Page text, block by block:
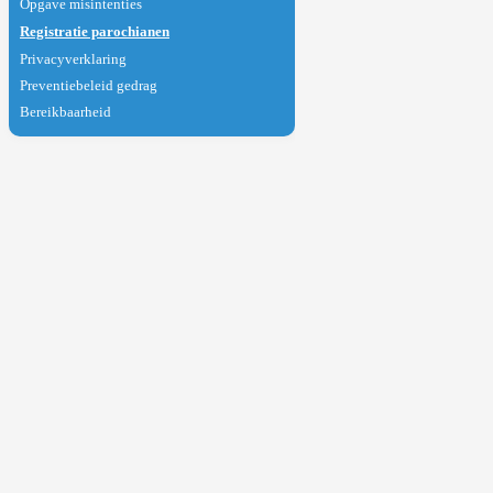
Opgave misintenties
Registratie parochianen
Privacyverklaring
Preventiebeleid gedrag
Bereikbaarheid